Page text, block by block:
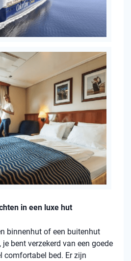
in een luxe hut
binnenhut of een buitenhut
bent verzekerd van een goede
comfortabel bed. Er zijn